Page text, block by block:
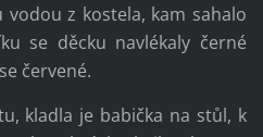
z kostela, kam sahalo
se děcku navlékaly černé
červené.
kladla je babička na stůl, k